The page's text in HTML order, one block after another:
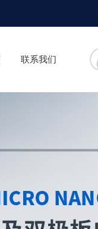
联系我们